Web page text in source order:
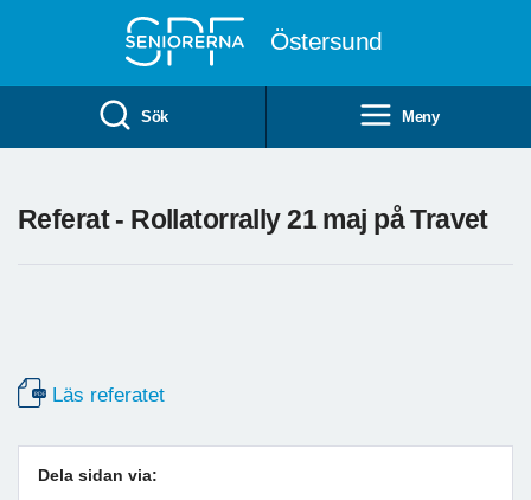
Östersund
Sök Meny
Referat - Rollatorrally 21 maj på Travet
Läs referatet
Dela sidan via: